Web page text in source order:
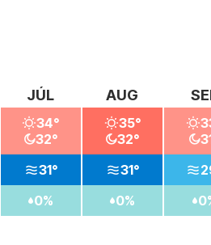
JÚL
34°
32°
31°
0%
AUG
35°
32°
31°
0%